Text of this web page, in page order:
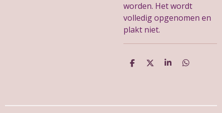
worden. Het wordt
volledig opgenomen en
plakt niet.
D
D
S
D